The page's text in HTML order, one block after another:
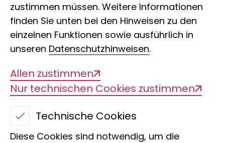
Asphaltsprenger
Stadtnatur-Festival
zustimmen müssen. Weitere Informationen
finden Sie unten bei den Hinweisen zu den
einzelnen Funktionen sowie ausführlich in
unseren Datenschutzhinweisen.
Allen zustimmen
Nur technischen Cookies zustimmen
Technische Cookies
Diese Cookies sind notwendig, um die